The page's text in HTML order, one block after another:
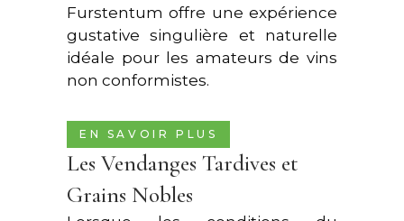
Furstentum offre une expérience
gustative singulière et naturelle
idéale pour les amateurs de vins
non conformistes.
EN SAVOIR PLUS
Les Vendanges Tardives et
Grains Nobles